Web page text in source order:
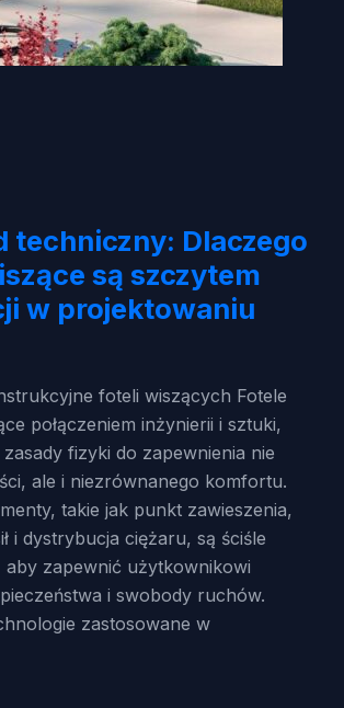
techniczny: Dlaczego
są szczytem
w projektowaniu
foteli wiszących Fotele
połączeniem inżynierii i sztuki,
fizyki do zapewnienia nie
ale i niezrównanego komfortu.
takie jak punkt zawieszenia,
i dystrybucja ciężaru, są ściśle
aby zapewnić użytkownikowi
i swobody ruchów.
zastosowane w